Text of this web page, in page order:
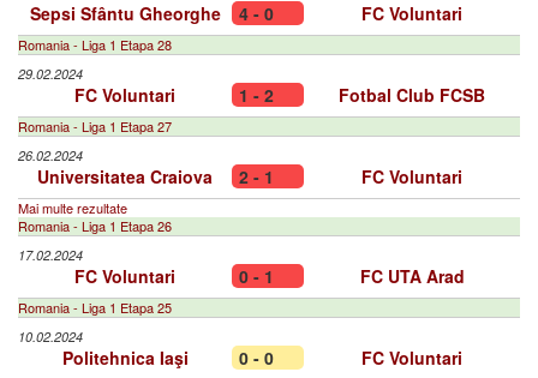
Sepsi Sfântu Gheorghe 4 - 0 FC Voluntari
Romania - Liga 1 Etapa 28
29.02.2024
FC Voluntari 1 - 2 Fotbal Club FCSB
Romania - Liga 1 Etapa 27
26.02.2024
Universitatea Craiova 2 - 1 FC Voluntari
Mai multe rezultate
Romania - Liga 1 Etapa 26
17.02.2024
FC Voluntari 0 - 1 FC UTA Arad
Romania - Liga 1 Etapa 25
10.02.2024
Politehnica Iaşi 0 - 0 FC Voluntari